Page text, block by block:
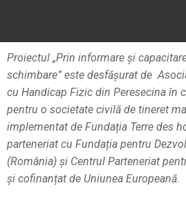
Proiectul „Prin informare și
schimbare” este desfășurat de
cu Handicap Fizic din Peresecina în
pentru o societate civilă de tineret
implementat de Fundația Terre des
parteneriat cu Fundația pentru
(România) și Centrul Parteneriat
și cofinanțat de Uniunea Europeană.